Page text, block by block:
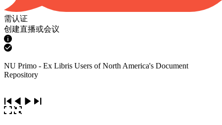
需认证
创建直播或会议
NU Primo - Ex Libris Users of North America's Document
Repository